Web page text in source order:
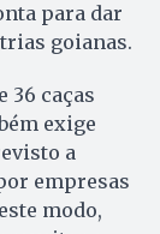
para dar
goianas.
36 caças
exige
a
empresas
modo,